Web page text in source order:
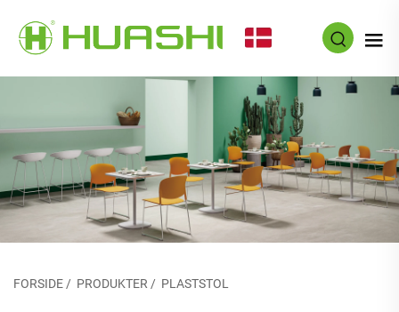
FORSIDE / PRODUKTER / PLASTSTOL